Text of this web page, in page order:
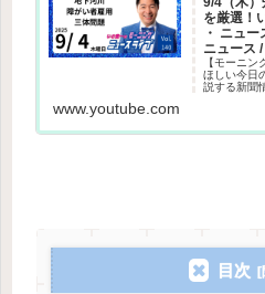
を厳選！
・ ニュ
ニュース /
【モーニ
ほしい今日
説する新聞
www.youtube.com
目次